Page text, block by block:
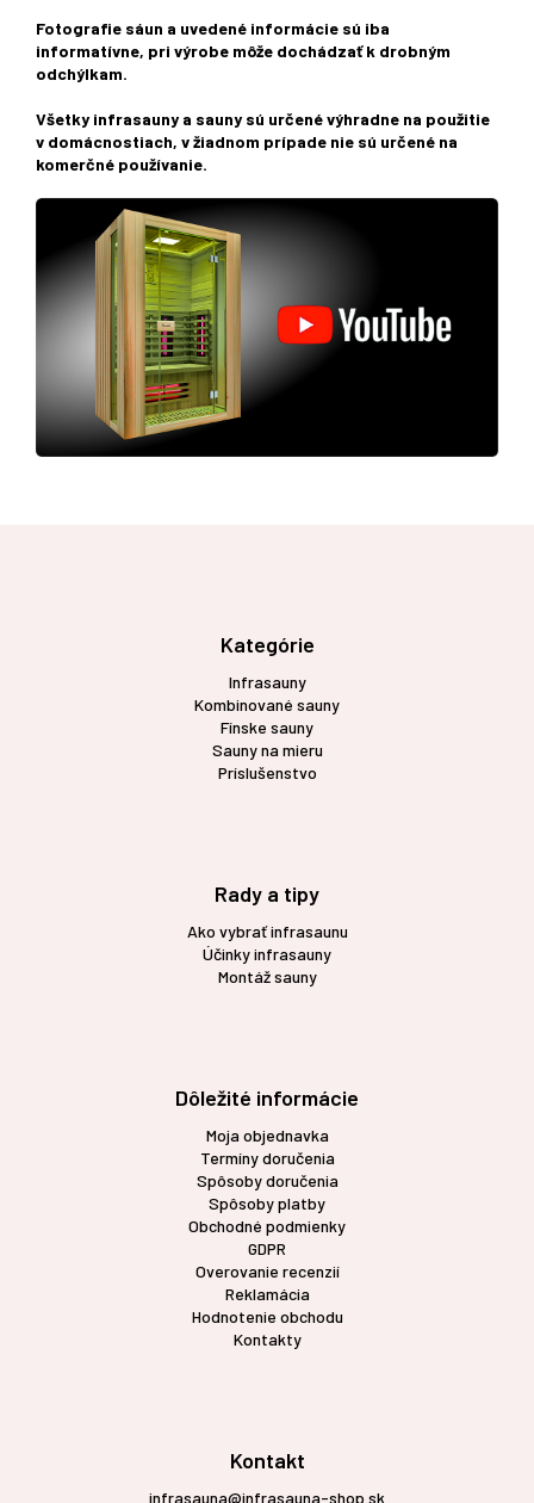
Fotografie sáun a uvedené informácie sú iba
informatívne, pri výrobe môže dochádzať k drobným
odchýlkam.
Všetky infrasauny a sauny sú určené výhradne na použitie
v domácnostiach, v žiadnom prípade nie sú určené na
komerčné používanie.
Kategórie
Infrasauny
Kombinované sauny
Fínske sauny
Sauny na mieru
Príslušenstvo
Rady a tipy
Ako vybrať infrasaunu
Účinky infrasauny
Montáž sauny
Dôležité informácie
Moja objednavka
Termíny doručenia
Spôsoby doručenia
Spôsoby platby
Obchodné podmienky
GDPR
Overovanie recenzií
Reklamácia
Hodnotenie obchodu
Kontakty
Kontakt
infrasauna@infrasauna-shop.sk